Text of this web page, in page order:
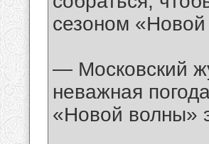
сезоном
— Московский
неважная
«Новой волны»